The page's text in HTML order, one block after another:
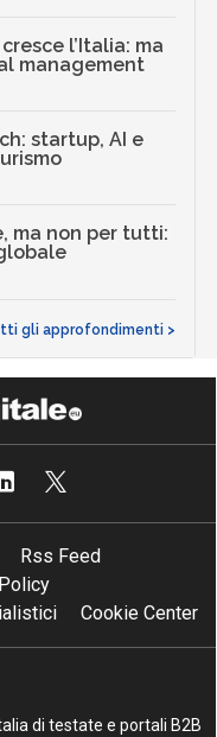
l’Italia: ma
management
startup, AI e
ma non per tutti:
gli approfondimenti >
Rss Feed
Cookie Center
di testate e portali B2B